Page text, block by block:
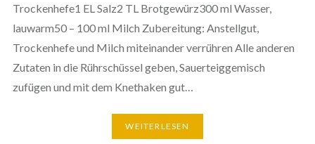
Trockenhefe1 EL Salz2 TL Brotgewürz300 ml Wasser,
lauwarm50 – 100 ml Milch Zubereitung: Anstellgut,
Trockenhefe und Milch miteinander verrühren Alle anderen
Zutaten in die Rührschüssel geben, Sauerteiggemisch
zufügen und mit dem Knethaken gut…
WEITERLESEN